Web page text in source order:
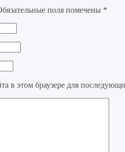
поля помечены *
в этом браузере для